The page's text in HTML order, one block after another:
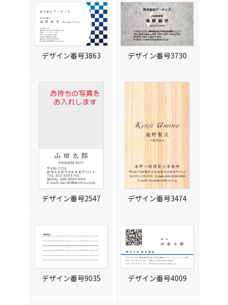
デザイン番号3863 デザイン番号3730
デザイン番号2547 デザイン番号3474
デザイン番号9035 デザイン番号4009